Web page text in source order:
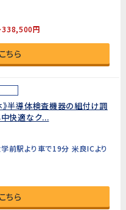
円
ちら
半導体検査機器の組付け調
中快適なク...
前駅より車で19分 米良ICより
ちら